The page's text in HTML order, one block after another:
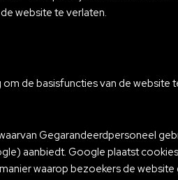
website te verlaten.
de basisfuncties van de
Gegarandeerdpersoneel
aanbiedt. Google plaatst
waarop bezoekers de